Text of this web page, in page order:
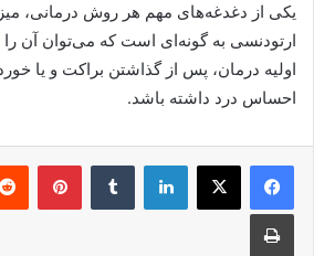
یکی از دغدغه‌های مهم هر روش درمانی،
ارتودنسی به گونه‌ای است که می‌توان آن
اولیه درمان، پس از گذاشتن براکت و یا
احساس درد داشته باشد.
لینکدین ‫تامبلر
چاپ